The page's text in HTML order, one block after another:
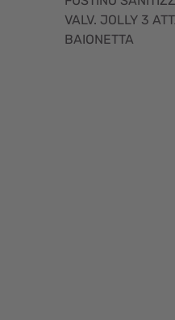
VALV. JOLLY 3
BAIONETTA